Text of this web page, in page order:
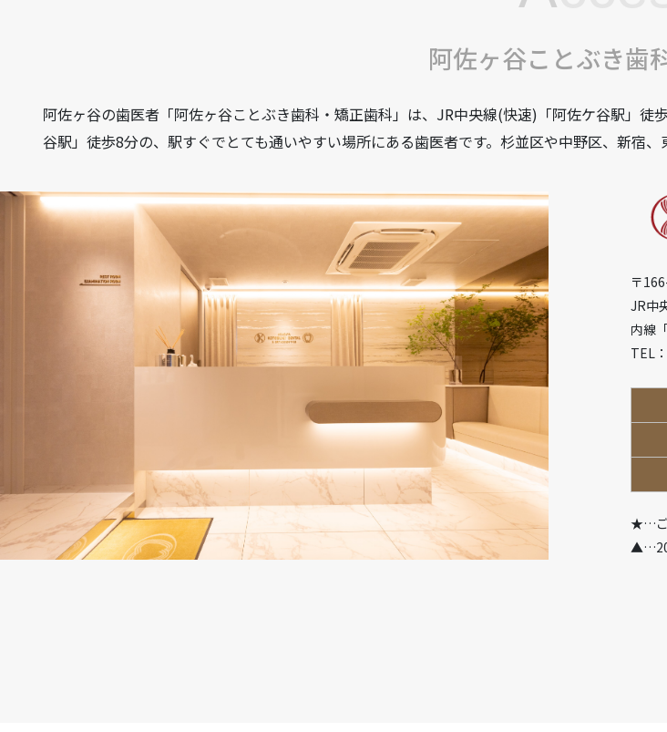
阿佐ヶ谷ことぶき歯
阿佐ヶ谷の歯医者「阿佐ヶ谷ことぶき歯科・矯正歯科」は、JR中央線(快速)「阿佐ケ谷駅」徒
谷駅」徒歩8分の、駅すぐでとても通いやすい場所にある歯医者です。杉並区や中野区、新宿
〒
JR中
内線
TEL：
★…ご